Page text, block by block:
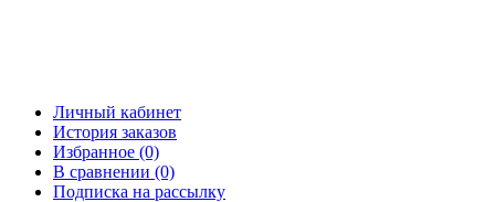
Личный кабинет
История заказов
Избранное (0)
В сравнении (0)
Подписка на рассылку